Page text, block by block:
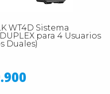
WT4D Sistema
para 4 Usuarios
Duales)